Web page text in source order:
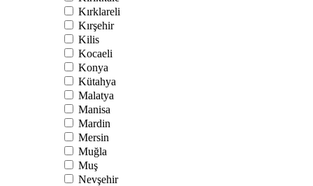
Kırklareli
Kırşehir
Kilis
Kocaeli
Konya
Kütahya
Malatya
Manisa
Mardin
Mersin
Muğla
Muş
Nevşehir